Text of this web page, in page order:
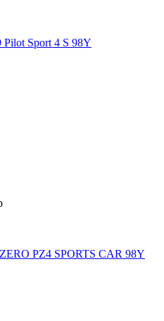
Sport 4 S 98Y
PZ4 SPORTS CAR 98Y